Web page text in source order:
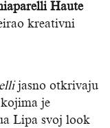
Haute
kreativni
jasno otkrivaju
je
Lipa svoj look